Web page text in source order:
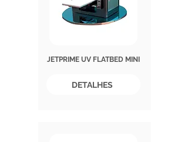
JETPRIME UV FLATBED MINI
DETALHES